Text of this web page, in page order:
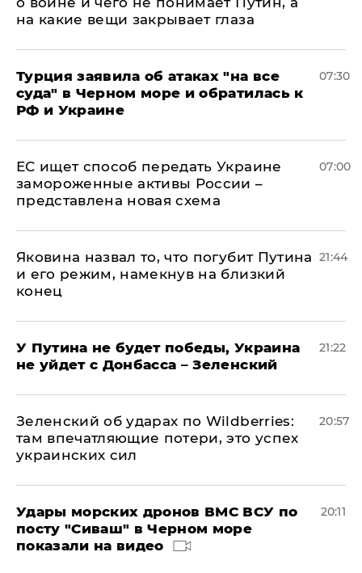
на какие вещи закрывает глаза
Турция заявила об атаках "на все
суда" в Черном море и обратилась к
РФ и Украине
07:30
ЕС ищет способ передать Украине
замороженные активы России –
представлена новая схема
07:00
Яковина назвал то, что погубит Путина
и его режим, намекнув на близкий
конец
21:44
У Путина не будет победы, Украина
не уйдет с Донбасса – Зеленский
21:22
Зеленский об ударах по Wildberries:
там впечатляющие потери, это успех
украинских сил
20:57
Удары морских дронов ВМС ВСУ по
посту "Сиваш" в Черном море
показали на видео
20:11